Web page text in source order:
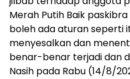
Merah Putih Baik
boleh ada aturan seperti
menyesalkan dan
benar-benar terjadi dan
Nasih pada Rabu (14/8/